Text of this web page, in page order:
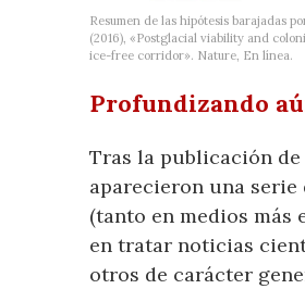
Resumen de las hipótesis barajadas
(2016), «Postglacial viability and
ice-free corridor». Nature, En línea.
Profundizando
Tras la publicación
aparecieron una serie
(tanto en medios más
en tratar noticias
otros de carácter